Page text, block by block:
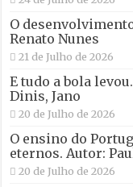
O
Renato Nunes
21 de Julho de 2026
E tudo a bola
Dinis, Jano
20 de Julho de 2026
O ensino do
eternos. Autor:
20 de Julho de 2026